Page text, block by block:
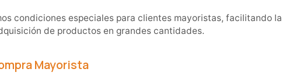
condiciones especiales para clientes mayoristas, facilitando la
de productos en grandes cantidades.
Mayorista